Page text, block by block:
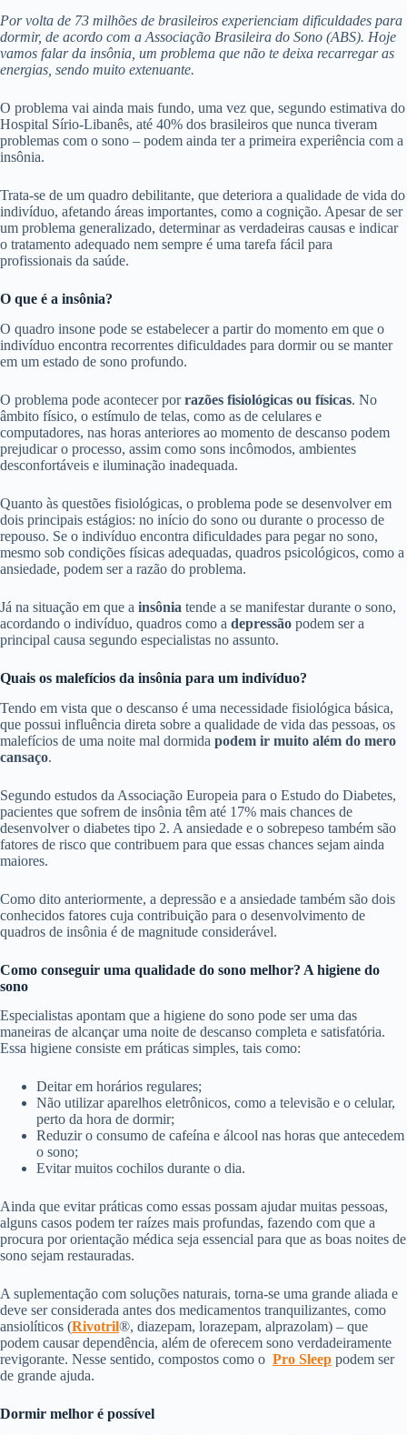
Por volta de 73 milhões de brasileiros experienciam dificuldades para
dormir, de acordo com a Associação Brasileira do Sono (ABS). Hoje
vamos falar da insônia, um problema que não te deixa recarregar as
energias, sendo muito extenuante.
O problema vai ainda mais fundo, uma vez que, segundo estimativa do
Hospital Sírio-Libanês, até 40% dos brasileiros que nunca tiveram
problemas com o sono – podem ainda ter a primeira experiência com a
insônia.
Trata-se de um quadro debilitante, que deteriora a qualidade de vida do
indivíduo, afetando áreas importantes, como a cognição. Apesar de ser
um problema generalizado, determinar as verdadeiras causas e indicar
o tratamento adequado nem sempre é uma tarefa fácil para
profissionais da saúde.
O que é a insônia?
O quadro insone pode se estabelecer a partir do momento em que o
indivíduo encontra recorrentes dificuldades para dormir ou se manter
em um estado de sono profundo.
O problema pode acontecer porrazões fisiológicas ou físicas. No
âmbito físico, o estímulo de telas, como as de celulares e
computadores, nas horas anteriores ao momento de descanso podem
prejudicar o processo, assim como sons incômodos, ambientes
desconfortáveis e iluminação inadequada.
Quanto às questões fisiológicas, o problema pode se desenvolver em
dois principais estágios: no início do sono ou durante o processo de
repouso. Se o indivíduo encontra dificuldades para pegar no sono,
mesmo sob condições físicas adequadas, quadros psicológicos, como a
ansiedade, podem ser a razão do problema.
Já na situação em que a insônia tende a se manifestar durante o sono,
acordando o indivíduo, quadros como a depressão podem ser a
principal causa segundo especialistas no assunto.
Quais os malefícios da insônia para um indivíduo?
Tendo em vista que o descanso é uma necessidade fisiológica básica,
que possui influência direta sobre a qualidade de vida das pessoas, os
malefícios de uma noite mal dormida podem ir muito além do mero
cansaço.
Segundo estudos da Associação Europeia para o Estudo do Diabetes,
pacientes que sofrem de insônia têm até 17% mais chances de
desenvolver o diabetes tipo 2. A ansiedade e o sobrepeso também são
fatores de risco que contribuem para que essas chances sejam ainda
maiores.
Como dito anteriormente, a depressão e a ansiedade também são dois
conhecidos fatores cuja contribuição para o desenvolvimento de
quadros de insônia é de magnitude considerável.
Como conseguir uma qualidade do sono melhor? A higiene do
sono
Especialistas apontam que a higiene do sono pode ser uma das
maneiras de alcançar uma noite de descanso completa e satisfatória.
Essa higiene consiste em práticas simples, tais como:
Deitar em horários regulares;
Não utilizar aparelhos eletrônicos, como a televisão e o celular,
perto da hora de dormir;
Reduzir o consumo de cafeína e álcool nas horas que antecedem
o sono;
Evitar muitos cochilos durante o dia.
Ainda que evitar práticas como essas possam ajudar muitas pessoas,
alguns casos podem ter raízes mais profundas, fazendo com que a
procura por orientação médica seja essencial para que as boas noites de
sono sejam restauradas.
A suplementação com soluções naturais, torna-se uma grande aliada e
deve ser considerada antes dos medicamentos tranquilizantes, como
ansiolíticos (Rivotril®, diazepam, lorazepam, alprazolam) – que
podem causar dependência, além de oferecem sono verdadeiramente
revigorante. Nesse sentido, compostos como o Pro Sleep podem ser
de grande ajuda.
Dormir melhor é possível